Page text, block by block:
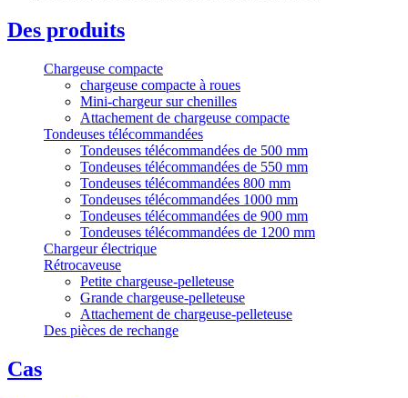
Des produits
Chargeuse compacte
chargeuse compacte à roues
Mini-chargeur sur chenilles
Attachement de chargeuse compacte
Tondeuses télécommandées
Tondeuses télécommandées de 500 mm
Tondeuses télécommandées de 550 mm
Tondeuses télécommandées 800 mm
Tondeuses télécommandées 1000 mm
Tondeuses télécommandées de 900 mm
Tondeuses télécommandées de 1200 mm
Chargeur électrique
Rétrocaveuse
Petite chargeuse-pelleteuse
Grande chargeuse-pelleteuse
Attachement de chargeuse-pelleteuse
Des pièces de rechange
Cas